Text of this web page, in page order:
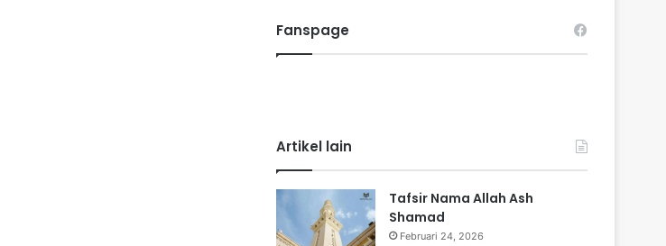
Fanspage
Artikel lain
Tafsir Nama Allah Ash
Shamad
Februari 24, 2026